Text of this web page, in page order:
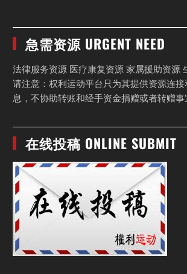
急需资源 URGENT NEED
法律服务资源 医疗康复资源 家属援助资源
请注意：权利运动平台只为其提供资源连
息，不协助转账和经手资金捐赠或者转赠事
在线投稿 ONLINE SUBMIT